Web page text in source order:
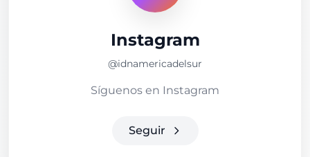
Instagram
@idnamericadelsur
Síguenos en Instagram
Seguir